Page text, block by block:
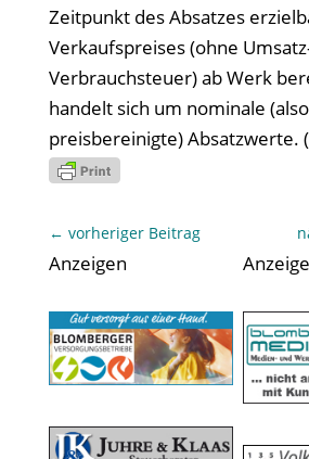
Zeitpunkt des Absatzes
Verkaufspreises (ohne
Verbrauchsteuer) ab Werk
handelt sich um nominale
preisbereinigte) Absatzwerte.
← vorheriger Beitrag
Anzeigen